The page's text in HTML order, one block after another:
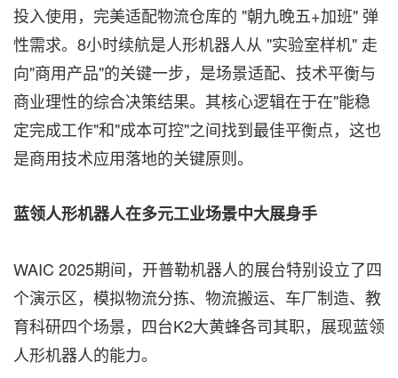
投入使用，完美适配物流仓库的 "朝九晚五+加班" 弹
性需求。8小时续航是人形机器人从 "实验室样机" 走
向"商用产品"的关键一步，是场景适配、技术平衡与
商业理性的综合决策结果。其核心逻辑在于在"能稳
定完成工作"和"成本可控"之间找到最佳平衡点，这也
是商用技术应用落地的关键原则。
蓝领人形机器人在多元工业场景中大展身手
WAIC 2025期间，开普勒机器人的展台特别设立了四
个演示区，模拟物流分拣、物流搬运、车厂制造、教
育科研四个场景，四台K2大黄蜂各司其职，展现蓝领
人形机器人的能力。